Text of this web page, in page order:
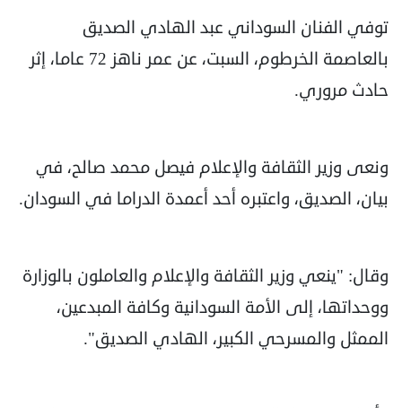
توفي الفنان السوداني عبد الهادي الصديق
بالعاصمة الخرطوم، السبت، عن عمر ناهز 72 عاما، إثر
حادث مروري.
ونعى وزير الثقافة والإعلام فيصل محمد صالح، في
بيان، الصديق، واعتبره أحد أعمدة الدراما في السودان.
وقال: "ينعي وزير الثقافة والإعلام والعاملون بالوزارة
ووحداتها، إلى الأمة السودانية وكافة المبدعين،
الممثل والمسرحي الكبير، الهادي الصديق".